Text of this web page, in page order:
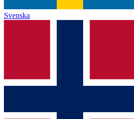
Svenska